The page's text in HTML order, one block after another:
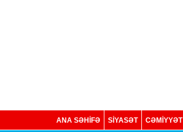
ANA SƏHİFƏ SİYASƏT CƏMİYYƏT